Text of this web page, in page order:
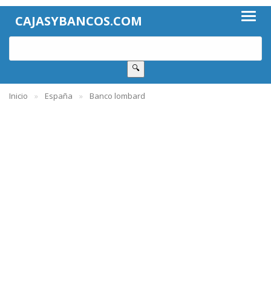
CAJASYBANCOS.COM
🔍
Inicio España Banco lombard